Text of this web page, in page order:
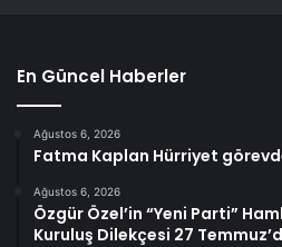
En Güncel Haberler
Ağustos 6, 2026
Fatma Kaplan Hürriyet
Ağustos 6, 2026
Özgür Özel’in “Yeni Parti”
Kuruluş Dilekçesi 27